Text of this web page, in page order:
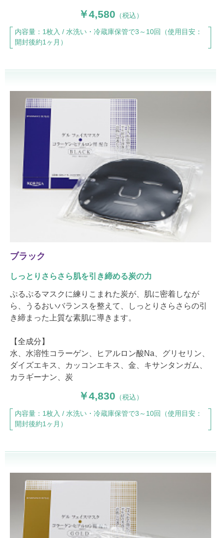
4,580 （税込）
内容量：1枚入 / 水洗い・冷蔵庫保管で3～10回（使用目安：
開封後約1ヶ月）
ブラック
しっとりさらさら肌を引き締める炭の力
ぷるぷるマスクに練りこまれた炭が、肌に密着しなが
ら、うるおいバランスを整えて、しっとりさらさらの引
き締まった上質な素肌に導きます。
【全成分】
水、水溶性コラーゲン、ヒアルロン酸Na、グリセリン、
ダイズエキス、カッコンエキス、金、キサンタンガム、
カラギーナン、炭
4,830 （税込）
内容量：1枚入 / 水洗い・冷蔵庫保管で3～10回（使用目安：
開封後約1ヶ月）